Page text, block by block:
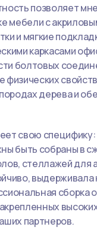
позволяет
мебели с
и мягкие
каркасами
болтовых
дерева и
свою
быть собраны в
стеллажей для
сборка
партнеров.